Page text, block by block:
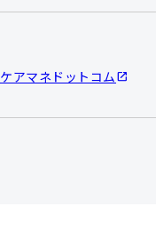
ケアマネドットコム